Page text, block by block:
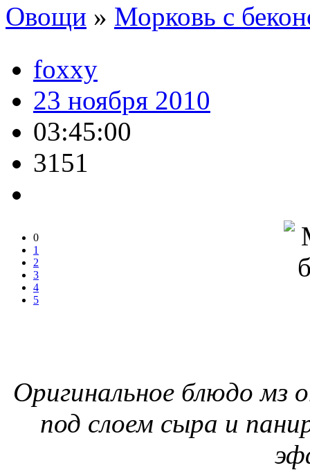
Овощи » Морковь с
foxxy
23 ноября 2010
03:45:00
3151
0
1
2
3
4
5
Оригинальное блюдо мз
под слоем сыра и